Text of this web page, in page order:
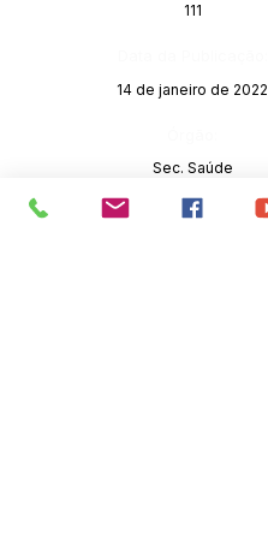
111
14 de janeiro de 2022
Sec. Saúde